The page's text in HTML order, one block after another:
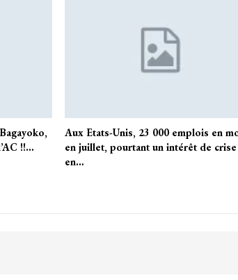
!!…
Aux Etats-Unis, 23 000 emplois en
en juillet, pourtant un intérêt de crise
en…